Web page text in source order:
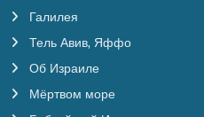
Галилея
Тель Авив, Яффо
Об Израиле
Мёртвом море